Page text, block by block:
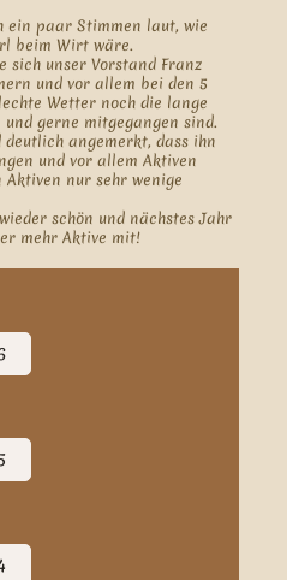
ein paar Stimmen laut, wie
beim Wirt wäre.
sich unser Vorstand Franz
und vor allem bei den 5
Wetter noch die lange
gerne mitgegangen sind.
angemerkt, dass ihn
und vor allem Aktiven
nur sehr wenige
schön und nächstes Jahr
mehr Aktive mit!